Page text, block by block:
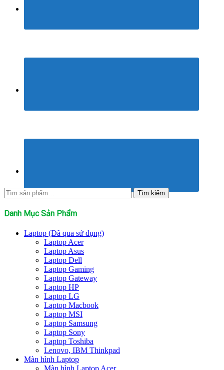
Tìm
kiếm:
Tìm kiếm
Danh Mục Sản Phẩm
Laptop (Đã qua sử dụng)
Laptop Acer
Laptop Asus
Laptop Dell
Laptop Gaming
Laptop Gateway
Laptop HP
Laptop LG
Laptop Macbook
Laptop MSI
Laptop Samsung
Laptop Sony
Laptop Toshiba
Lenovo, IBM Thinkpad
Màn hình Laptop